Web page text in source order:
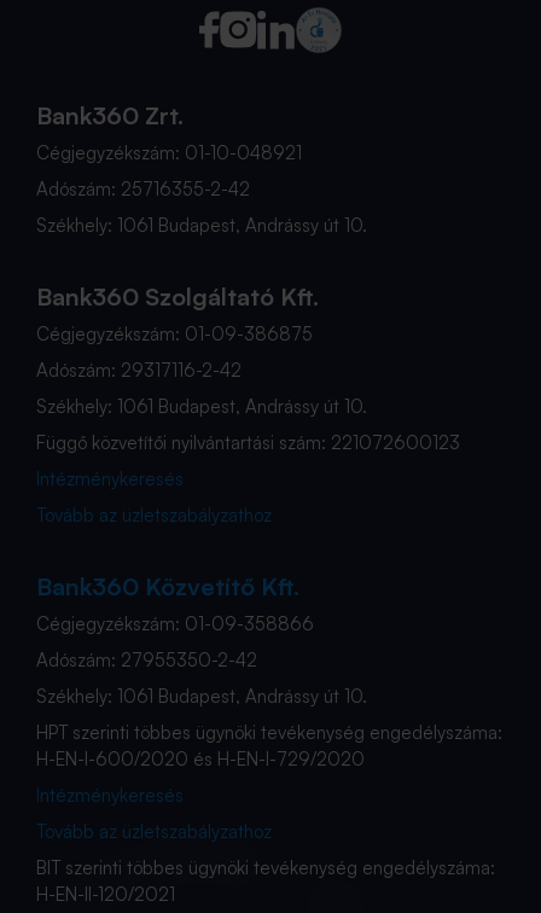
Bank360 Zrt.
Cégjegyzékszám: 01-10-048921
Adószám: 25716355-2-42
Székhely: 1061 Budapest, Andrássy út 10.
Bank360 Szolgáltató Kft.
Cégjegyzékszám: 01-09-386875
Adószám: 29317116-2-42
Székhely: 1061 Budapest, Andrássy út 10.
Függő közvetítői nyilvántartási szám: 221072600123
Intézménykeresés
Tovább az üzletszabályzathoz
Bank360 Közvetítő Kft.
Cégjegyzékszám: 01-09-358866
Adószám: 27955350-2-42
Székhely: 1061 Budapest, Andrássy út 10.
HPT szerinti többes ügynöki tevékenység engedélyszáma:
H-EN-I-600/2020 és H-EN-I-729/2020
Intézménykeresés
Tovább az üzletszabályzathoz
BIT szerinti többes ügynöki tevékenység engedélyszáma:
H-EN-II-120/2021